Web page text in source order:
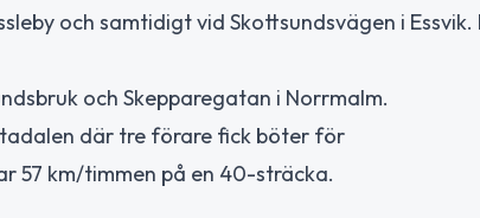
och samtidigt vid Skottsundsvägen i Essvik.
och Skepparegatan i Norrmalm.
där tre förare fick böter för
57 km/timmen på en 40-sträcka.